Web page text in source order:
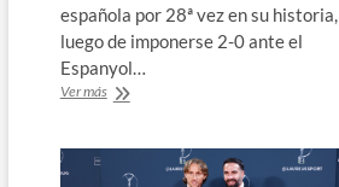
española por 28ª vez en su historia,
luego de imponerse 2-0 ante el
Espanyol…
Ver másBarcelona
LaLiga